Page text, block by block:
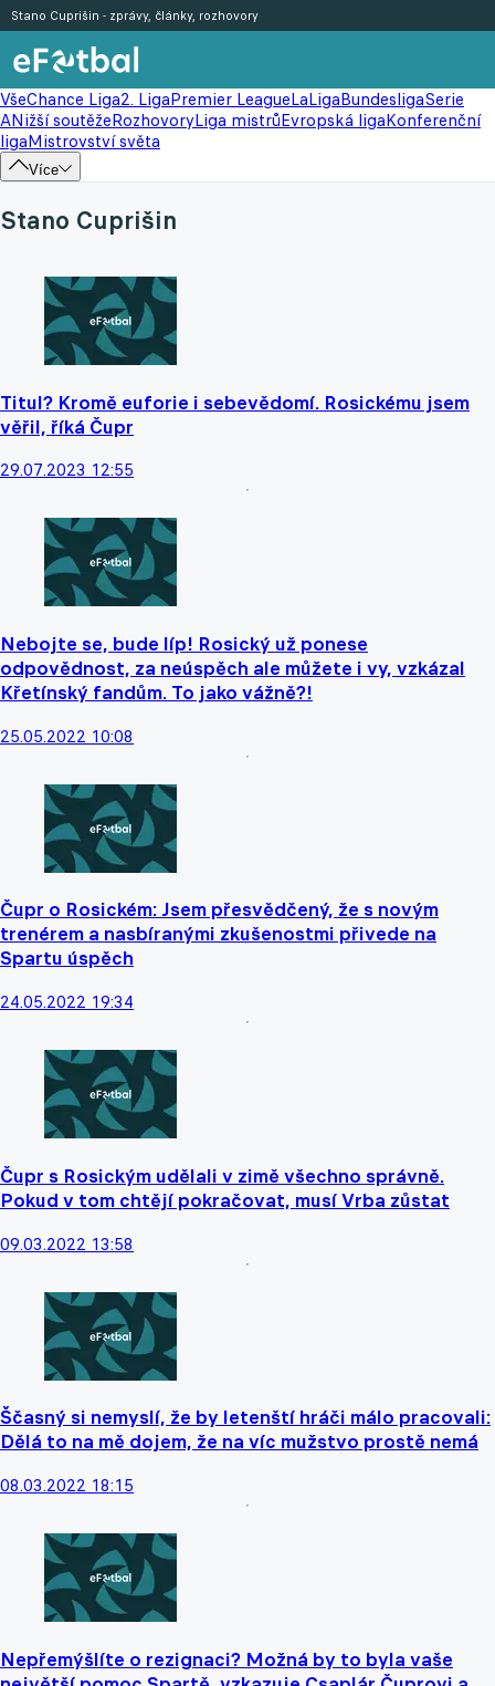
VšeChance Liga2. LigaPremier LeagueLaLigaBundesligaSerie
ANižší soutěžeRozhovoryLiga mistrůEvropská ligaKonferenční
ligaMistrovství světa
Více
Stano Cuprišin - zprávy, články, rozhovory
Stano Cuprišin
Titul? Kromě euforie i sebevědomí. Rosickému jsem
věřil, říká Čupr
29.07.2023 12:55
Nebojte se, bude líp! Rosický už ponese
odpovědnost, za neúspěch ale můžete i vy, vzkázal
Křetínský fandům. To jako vážně?!
25.05.2022 10:08
Čupr o Rosickém: Jsem přesvědčený, že s novým
trenérem a nasbíranými zkušenostmi přivede na
Spartu úspěch
24.05.2022 19:34
Čupr s Rosickým udělali v zimě všechno správně.
Pokud v tom chtějí pokračovat, musí Vrba zůstat
09.03.2022 13:58
Ščasný si nemyslí, že by letenští hráči málo pracovali:
Dělá to na mě dojem, že na víc mužstvo prostě nemá
08.03.2022 18:15
Nepřemýšlíte o rezignaci? Možná by to byla vaše